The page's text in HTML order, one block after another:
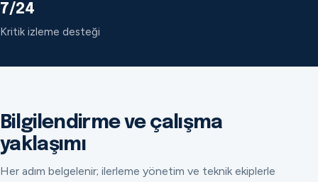
7/24
Kritik izleme desteği
Bilgilendirme ve çalışma
yaklaşımı
Her adım belgelenir; ilerleme yönetim ve teknik ekiplerle